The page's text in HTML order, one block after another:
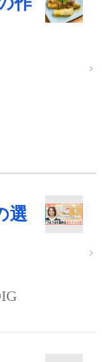
選